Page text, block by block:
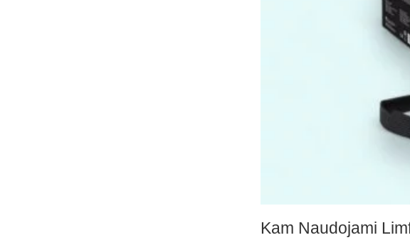
Kam Naudojami